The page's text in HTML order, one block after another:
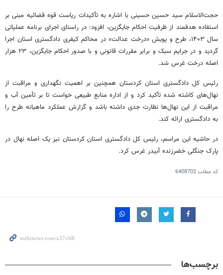
حجت‌الاسلام سید حسین حسینی با اشاره به تأکیدات ریاست قوه قضائیه مبنی بر
استفاده هدفمند از ظرفیت احکام جایگزین، افزود: در راستای اجرای برنامه عملیاتی
سال ۱۴۰۳، طرح و پویش «درخت عدالت» در محاکم کیفری دادگستری استان اجرا
گردید و در جرایم سبک و برابر مقررات قانونی و با صدور احکام جایگزین، ۲۳ هزار
اصله درخت غرس شد.
رئیس کل دادگستری استان کردستان همچنین بر اهمیت نگهداری و مراقبت از
نهال‌های کاشته شده تأکید کرد و از اداره منابع طبیعی خواست تا بر تأمین آب و
مراقبت از این نهال‌ها نظارت جدی داشته باشد و گزارش عملکرد ماهیانه طرح را
به دادگستری ارائه کند.
در حاشیه این مراسم، رئیس کل دادگستری استان کردستان نیز یک اصله نهال در
پارک جنگلی خضرزنده آبیدر غرس کرد.
کد مطلب6408702
برچسب‌ها